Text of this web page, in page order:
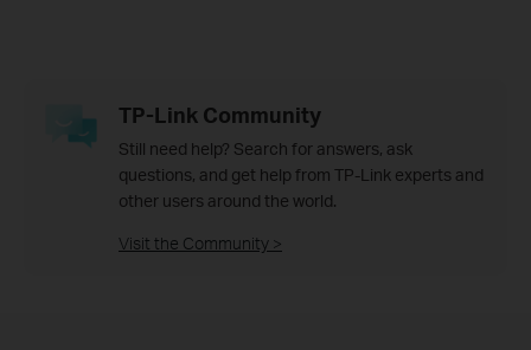
TP-Link Community
Still need help? Search for answers, ask
questions, and get help from TP-Link experts and
other users around the world.
Visit the Community >